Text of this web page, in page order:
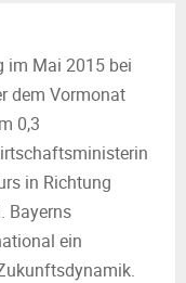
im Mai 2015 bei
dem Vormonat
0,3
in Richtung
Bayerns
ein